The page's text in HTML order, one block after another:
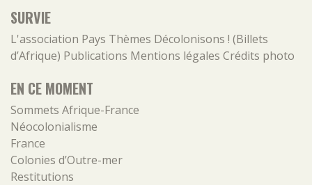
SURVIE
L'association Pays Thèmes Décolonisons ! (Billets
d’Afrique) Publications Mentions légales Crédits photo
EN CE MOMENT
Sommets Afrique-France
Néocolonialisme
France
Colonies d’Outre-mer
Restitutions